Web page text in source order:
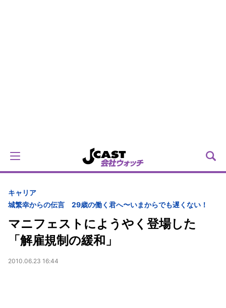
キャリア
城繁幸からの伝言 29歳の働く君へ〜いまからでも遅くない！
マニフェストにようやく登場した
「解雇規制の緩和」
2010.06.23 16:44